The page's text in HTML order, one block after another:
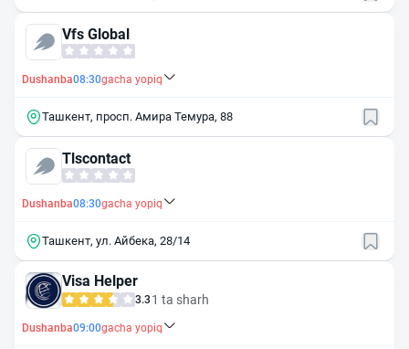
Vfs Global
Dushanba08:30gacha yopiq
Ташкент, просп. Амира Темура, 88
Tlscontact
Dushanba08:30gacha yopiq
Ташкент, ул. Айбека, 28/14
Visa Helper
3.3 1 ta sharh
Dushanba09:00gacha yopiq